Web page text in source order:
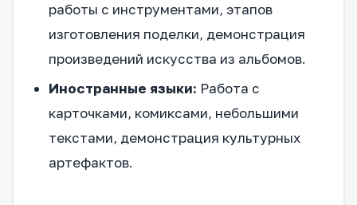
работы с инструментами, этапов
изготовления поделки, демонстрация
произведений искусства из альбомов.
Иностранные языки: Работа с
карточками, комиксами, небольшими
текстами, демонстрация культурных
артефактов.